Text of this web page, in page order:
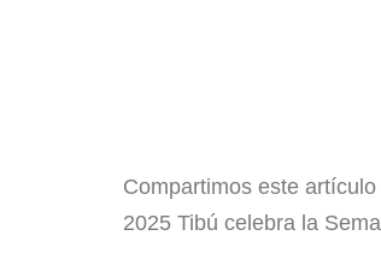
Compartimos este
2025 Tibú celebra la